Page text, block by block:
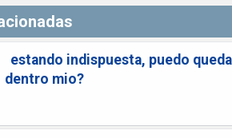
estando indispuesta, puedo
dentro mio?